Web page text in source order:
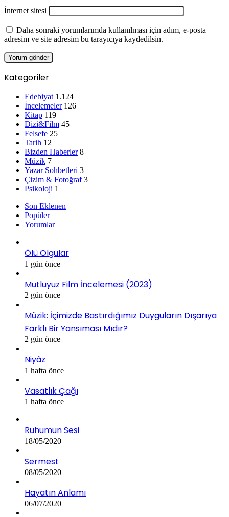
İnternet sitesi
Daha sonraki yorumlarımda kullanılması için adım, e-posta
adresim ve site adresim bu tarayıcıya kaydedilsin.
Kategoriler
Edebiyat 1.124
İncelemeler 126
Kitap 119
Dizi&Film 45
Felsefe 25
Tarih 12
Bizden Haberler 8
Müzik 7
Yazar Sohbetleri 3
Çizim & Fotoğraf 3
Psikoloji 1
Son Eklenen
Popüler
Yorumlar
Ölü Olgular
1 gün önce
Mutluyuz Film İncelemesi (2023)
2 gün önce
Müzik: İçimizde Bastırdığımız Duyguların Dışarıya
Farklı Bir Yansıması Mıdır?
2 gün önce
Niyâz
1 hafta önce
Vasatlık Çağı
1 hafta önce
Ruhumun Sesi
18/05/2020
Sermest
08/05/2020
Hayatın Anlamı
06/07/2020